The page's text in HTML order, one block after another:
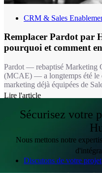
CRM & Sales
Remplacer Pardot par
pourquoi et comment
Pardot — rebaptisé Marketing
(MCAE) — a longtemps été le
marketing déjà équipées de
fonctionnel avec HubSpot
contenu sans équivalent, et
différence dans l’adoption au
Lire l'article
Sécurisez votre
Nous mettons notre
Discutons de votre projet